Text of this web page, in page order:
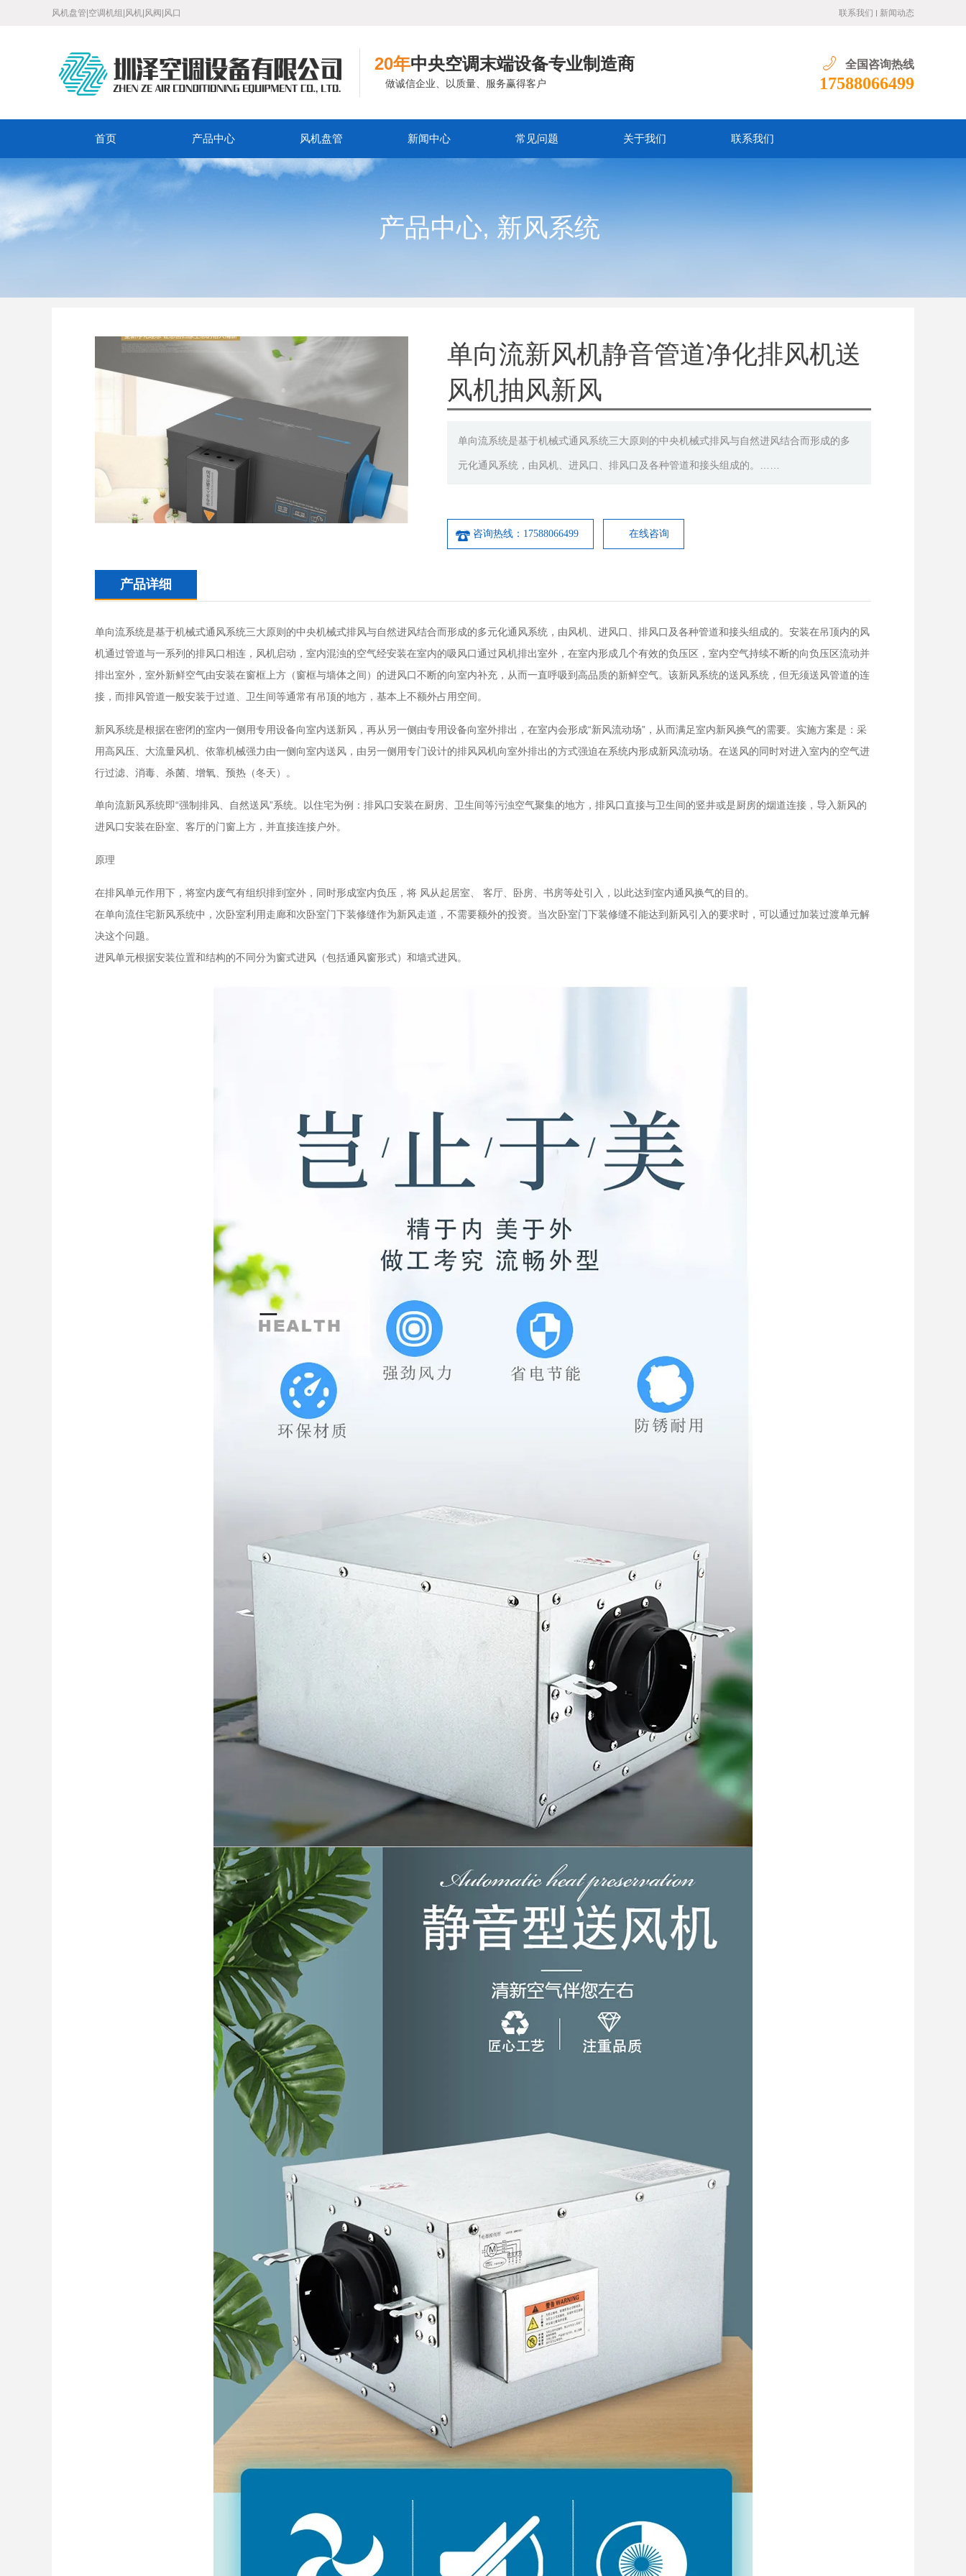
风机盘管|空调机组|风机|风阀|风口 联系我们 新闻动态
20年中央空调末端设备专业制造商
做诚信企业、以质量、服务赢得客户
全国咨询热线
17588066499
首页 产品中心 风机盘管 新闻中心 常见问题 关于我们 联系我们
产品中心, 新风系统
单向流新风机静音管道净化排风机送
风机抽风新风
单向流系统是基于机械式通风系统三大原则的中央机械式排风与自然进风结合而形成的多
元化通风系统，由风机、进风口、排风口及各种管道和接头组成的。……
咨询热线：17588066499 在线咨询
产品详细
单向流系统是基于机械式通风系统三大原则的中央机械式排风与自然进风结合而形成的多元化通风系统，由风机、进风口、排风口及各种管道和接头组成的。安装在吊顶内的风
机通过管道与一系列的排风口相连，风机启动，室内混浊的空气经安装在室内的吸风口通过风机排出室外，在室内形成几个有效的负压区，室内空气持续不断的向负压区流动并
排出室外，室外新鲜空气由安装在窗框上方（窗框与墙体之间）的进风口不断的向室内补充，从而一直呼吸到高品质的新鲜空气。该新风系统的送风系统，但无须送风管道的连
接，而排风管道一般安装于过道、卫生间等通常有吊顶的地方，基本上不额外占用空间。
新风系统是根据在密闭的室内一侧用专用设备向室内送新风，再从另一侧由专用设备向室外排出，在室内会形成“新风流动场”，从而满足室内新风换气的需要。实施方案是：采
用高风压、大流量风机、依靠机械强力由一侧向室内送风，由另一侧用专门设计的排风风机向室外排出的方式强迫在系统内形成新风流动场。在送风的同时对进入室内的空气进
行过滤、消毒、杀菌、增氧、预热（冬天）。
单向流新风系统即“强制排风、自然送风”系统。以住宅为例：排风口安装在厨房、卫生间等污浊空气聚集的地方，排风口直接与卫生间的竖井或是厨房的烟道连接，导入新风的
进风口安装在卧室、客厅的门窗上方，并直接连接户外。
原理
在排风单元作用下，将室内废气有组织排到室外，同时形成室内负压，将 风从起居室、 客厅、卧房、书房等处引入，以此达到室内通风换气的目的。
在单向流住宅新风系统中，次卧室利用走廊和次卧室门下装修缝作为新风走道，不需要额外的投资。当次卧室门下装修缝不能达到新风引入的要求时，可以通过加装过渡单元解
决这个问题。
进风单元根据安装位置和结构的不同分为窗式进风（包括通风窗形式）和墙式进风。